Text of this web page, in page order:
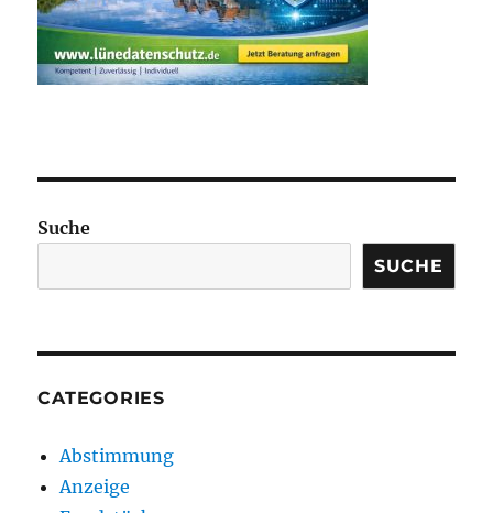
Suche
SUCHE
CATEGORIES
Abstimmung
Anzeige